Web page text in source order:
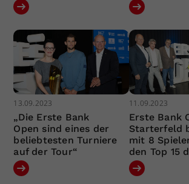
13.09.2023
„Die Erste Bank
Open sind eines der
beliebtesten Turniere
auf der Tour“
11.09.2023
Erste Bank
Starterfeld
mit 8
den Top 15